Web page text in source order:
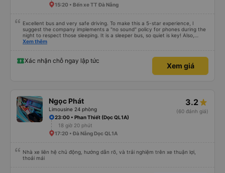
15:20 • Bến xe TT Đà Nẵng
Excellent bus and very safe driving. To make this a 5-star experience, I
suggest the company implements a "no sound" policy for phones during the
night to respect those sleeping. It is a sleeper bus, so quiet is key! Also,
please display the Wi-Fi password clearly inside the cabin for convenience. I
quy định rõ ràng về việc giữ im lặng (tắt âm thanh điện thoại) vào ban đêm
để tránh làm phiền hành khách khác ngủ. Ngoài ra, nhà xe nên dán sẵn mật
khẩu Wi-Fi trong xe để hành khách dễ dàng sử dụng. Tôi vẫn sẽ tiếp tục ủng
Xem thêm
Xác nhận chỗ ngay lập tức
Xem giá
Ngọc Phát
Limousine 24 phòng
3.2
(60 đánh giá)
23:00 • Phan Thiết (Dọc QL1A)
18 giờ 20 phút
17:20 • Đà Nẵng Dọc QL1A
Nhà xe liên hệ chủ động, hướng dẫn rõ, và trải nghiệm trên xe thuận lợi,
thoải mái